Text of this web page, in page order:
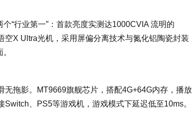
“行业第一”：首款亮度实测达1000CVIA 流明的
X Ultra光机，采用屏偏分离技术与氮化铝陶瓷封装
拖影。MT9669旗舰芯片，搭配4G+64G内存，播放
、PS5等游戏机，游戏模式下延迟低至10ms。